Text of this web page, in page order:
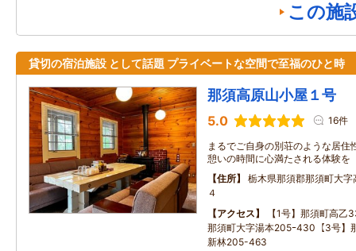
この施
貸切の宿泊施設 として話題 プライベートな空間で至福のひと時
那須高原山小屋１号
5.0 16件
まるでご自身の別荘のような居住
憩いの時間に心満たされる体験を
住所
栃木県那須郡那須町大
４
アクセス
【1号】那須町高
那須町大字湯本205ｰ430【3号】
新林205-463